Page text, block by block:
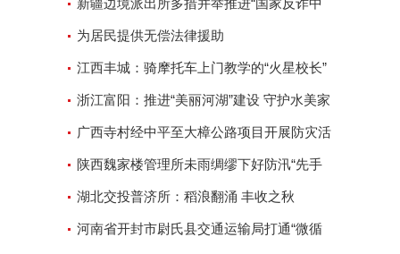
新疆边境派出所多措并举推进“国家反诈中
心”APP安装工作
为居民提供无偿法律援助
江西丰城：骑摩托车上门教学的“火星校长”
浙江富阳：推进“美丽河湖”建设 守护水美家
园广西寺村经中平至大樟公路项目开展防灾活
动陕西魏家楼管理所未雨绸缪下好防汛“先手
棋”湖北交投普济所：稻浪翻涌 丰收之秋
河南省开封市尉氏县交通运输局打通“微循